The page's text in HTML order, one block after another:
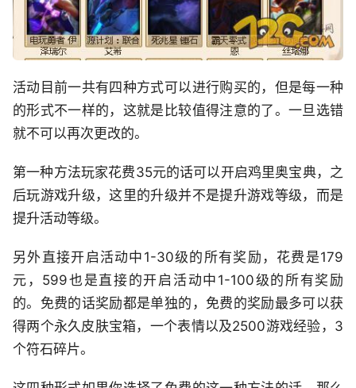
活动目前一共有四种方式可以进行购买的，但是每一种
的形式不一样的，这就是比较值得注意的了。一旦选错
就不可以再次更改的。
第一种方法玩家花费35元的话可以开启鸡里奥宝典，之
后玩游戏升级，这里的升级并不是提升游戏等级，而是
提升活动等级。
另外直接开启活动中1-30级的所有奖励，花费是179
元，599也是直接的开启活动中1-100级的所有奖励
的。免费的话奖励都是单独的，免费的奖励最多可以获
得两个永久皮肤宝箱，一个表情以及2500游戏经验，3
个符石碎片。